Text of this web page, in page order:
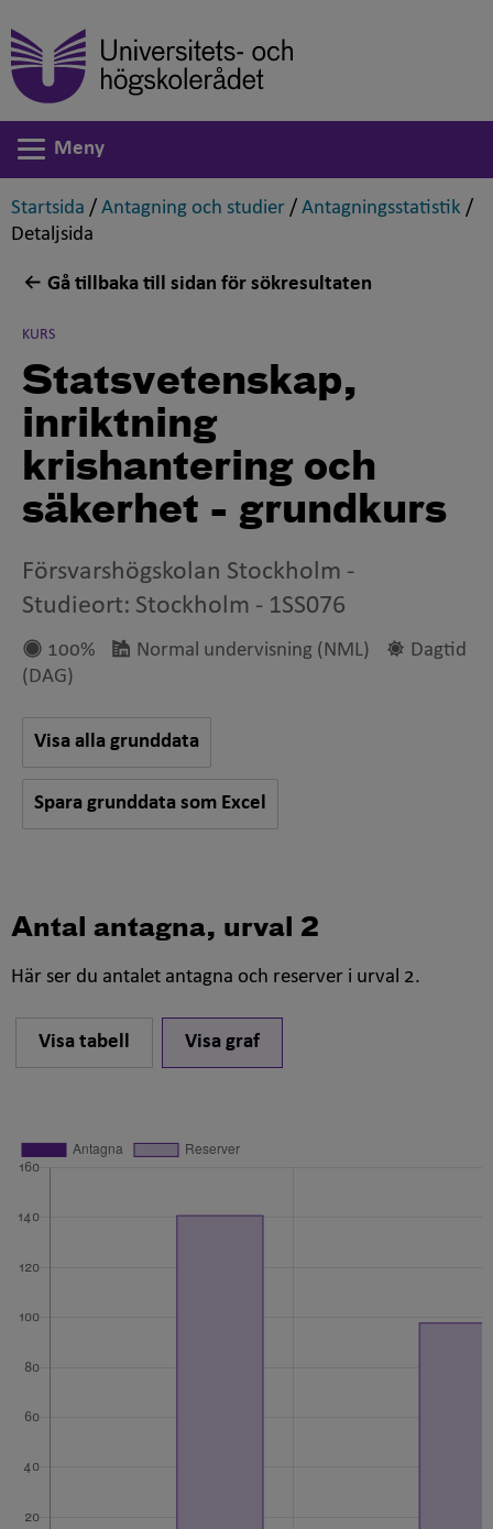
Växla navigering
Meny
Startsida ,
/ Antagning och studier ,
/ Antagningsstatistik ,
/
Detaljsida
Gå tillbaka till sidan för sökresultaten
KURS
Statsvetenskap,
inriktning
krishantering och
säkerhet - grundkurs
Försvarshögskolan Stockholm -
Studieort: Stockholm - 1SS076
100% Normal undervisning (NML)
Dagtid
(DAG)
Visa alla grunddata
Spara grunddata som Excel
Antal antagna, urval 2
Här ser du antalet antagna och reserver i urval 2.
Visa tabell Visa graf